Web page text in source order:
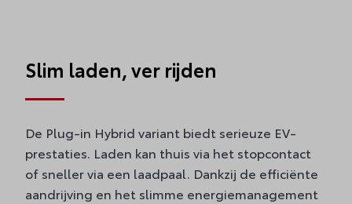
Slim laden, ver rijden
De Plug-in Hybrid variant biedt serieuze EV-
prestaties. Laden kan thuis via het stopcontact
of sneller via een laadpaal. Dankzij de efficiënte
aandrijving en het slimme energiemanagement